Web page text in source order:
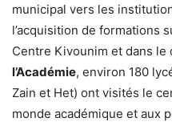
municipal vers les
l’acquisition de formations
Centre Kivounim et dans le
l’Académie, environ 180
Zain et Het) ont visités le
monde académique et aux